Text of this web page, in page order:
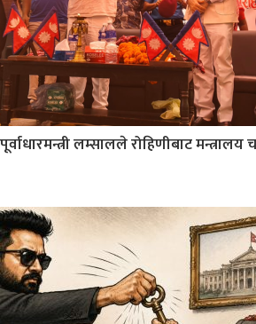
पूर्वाधारमन्त्री लम्सालले रोहिणीबाट